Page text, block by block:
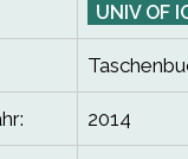
UNIV OF
2014